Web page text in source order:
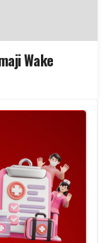
Wake